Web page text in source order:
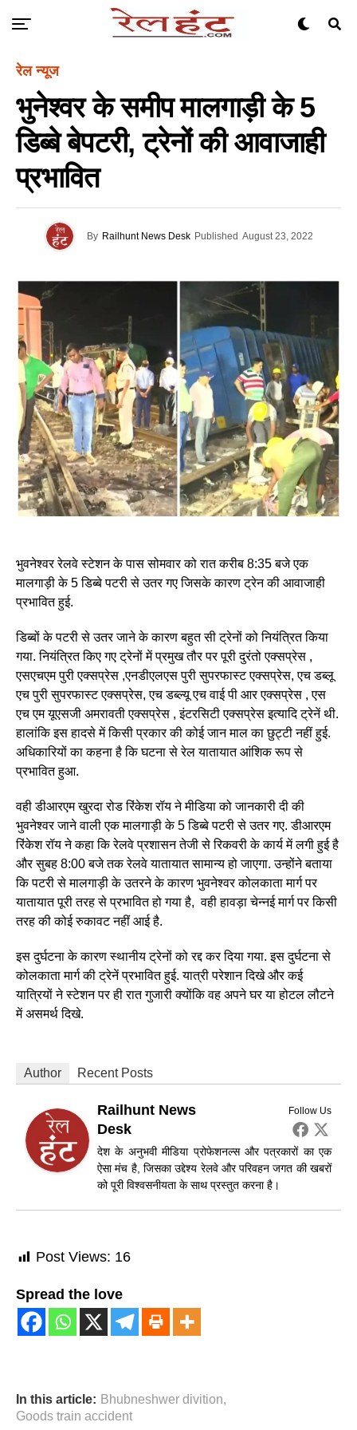
रेल न्यूज
भुनेश्वर के समीप मालगाड़ी के 5
डिब्बे बेपटरी, ट्रेनों की आवाजाही
प्रभावित
By Railhunt News Desk Published August 23, 2022
भुवनेश्वर रेलवे स्टेशन के पास सोमवार को रात करीब 8:35 बजे एक
मालगाड़ी के 5 डिब्बे पटरी से उतर गए जिसके कारण ट्रेन की आवाजाही
प्रभावित हुई.
डिब्बों के पटरी से उतर जाने के कारण बहुत सी ट्रेनों को नियंत्रित किया
गया. नियंत्रित किए गए ट्रेनों में प्रमुख तौर पर पूरी दुरंतो एक्सप्रेस ,
एसएचएम पुरी एक्सप्रेस ,एनडीएलएस पुरी सुपरफास्ट एक्सप्रेस, एच डब्लू
एच पुरी सुपरफास्ट एक्सप्रेस, एच डब्ल्यू एच वाई पी आर एक्सप्रेस , एस
एच एम यूएसजी अमरावती एक्सप्रेस , इंटरसिटी एक्सप्रेस इत्यादि ट्रेनें थी.
हालांकि इस हादसे में किसी प्रकार की कोई जान माल का छुट्टी नहीं हुई.
अधिकारियों का कहना है कि घटना से रेल यातायात आंशिक रूप से
प्रभावित हुआ.
वही डीआरएम खुरदा रोड रिंकेश रॉय ने मीडिया को जानकारी दी की
भुवनेश्वर जाने वाली एक मालगाड़ी के 5 डिब्बे पटरी से उतर गए. डीआरएम
रिंकेश रॉय ने कहा कि रेलवे प्रशासन तेजी से रिकवरी के कार्य में लगी हुई है
और सुबह 8:00 बजे तक रेलवे यातायात सामान्य हो जाएगा. उन्होंने बताया
कि पटरी से मालगाड़ी के उतरने के कारण भुवनेश्वर कोलकाता मार्ग पर
यातायात पूरी तरह से प्रभावित हो गया है, वही हावड़ा चेन्नई मार्ग पर किसी
तरह की कोई रुकावट नहीं आई है.
इस दुर्घटना के कारण स्थानीय ट्रेनों को रद्द कर दिया गया. इस दुर्घटना से
कोलकाता मार्ग की ट्रेनें प्रभावित हुई. यात्री परेशान दिखे और कई
यात्रियों ने स्टेशन पर ही रात गुजारी क्योंकि वह अपने घर या होटल लौटने
में असमर्थ दिखे.
Author Recent Posts
Follow Us
Railhunt News
Desk
देश के अनुभवी मीडिया प्रोफेशनल्स और पत्रकारों का एक
ऐसा मंच है, जिसका उद्देश्य रेलवे और परिवहन जगत की खबरों
को पूरी विश्वसनीयता के साथ प्रस्तुत करना है।
Post Views: 16
Spread the love
In this article: Bhubneshwer divition,
Goods train accident